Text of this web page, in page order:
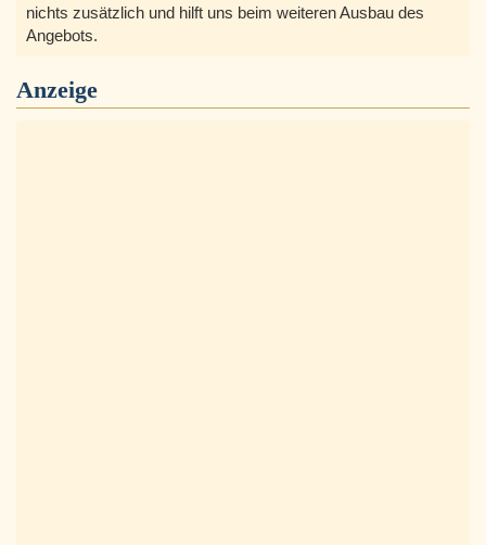
nichts zusätzlich und hilft uns beim weiteren Ausbau des
Angebots.
Anzeige